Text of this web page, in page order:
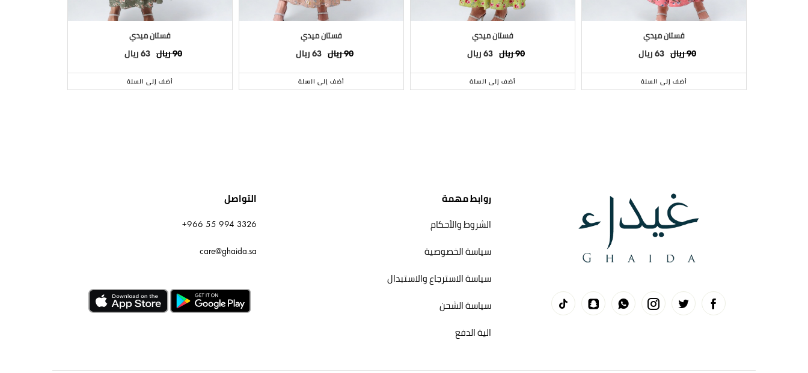
فستان ميدي
ريال90 ريال 63
أضف إلى السلة
فستان ميدي
ريال90 ريال 63
أضف إلى السلة
فستان ميدي
ريال90 ريال 63
أضف إلى السلة
فستان ميدي
ريال90 ريال 63
أضف إلى السلة
روابط مهمة
الشروط والأحكام
سياسة الخصوصية
سياسة الاسترجاع والاستبدال
سياسة الشحن
الية الدفع
التواصل
+966 55 994 3326
care@ghaida.sa